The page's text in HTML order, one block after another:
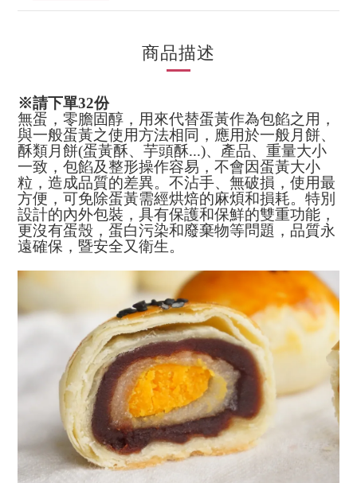
商品描述
※請下單32份
無蛋，零膽固醇，用來代替蛋黃作為包餡之用，
與一般蛋黃之使用方法相同，應用於一般月餅、
酥類月餅(蛋黃酥、芋頭酥...)、產品、重量大小
一致，包餡及整形操作容易，不會因蛋黃大小
粒，造成品質的差異。不沾手、無破損，使用最
方便，可免除蛋黃需經烘焙的麻煩和損耗。特別
設計的內外包裝，具有保護和保鮮的雙重功能，
更沒有蛋殼，蛋白污染和廢棄物等問題，品質永
遠確保，暨安全又衛生。